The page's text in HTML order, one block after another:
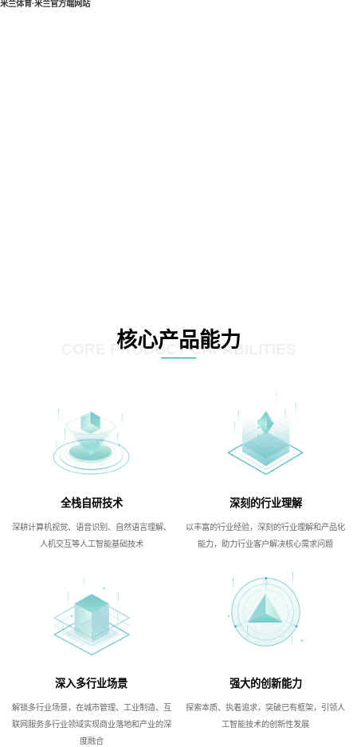
米兰体育·米兰官方端网站
核心产品能力
CORE PRODUCT CAPABILITIES
全栈自研技术
深耕计算机视觉、语音识别、自然语言理解、
人机交互等人工智能基础技术
深刻的行业理解
以丰富的行业经验，深刻的行业理解和产品化
能力，助力行业客户解决核心需求问题
深入多行业场景
解锁多行业场景，在城市管理、工业制造、互
联网服务多行业领域实现商业落地和产业的深
度融合
强大的创新能力
探索本质、执着追求，突破已有框架，引领人
工智能技术的创新性发展